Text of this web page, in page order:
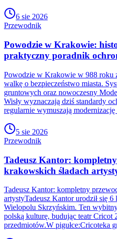
6 sie 2026
Przewodnik
Powodzie w Krakowie:
praktyczny poradnik
Powodzie w Krakowie w 988 roku
walkę o bezpieczeństwo miasta.
gruntowych oraz nowoczesny
Wisły wyznaczają dziś standardy
regularnie wymuszają
5 sie 2026
Przewodnik
Tadeusz Kantor:
krakowskich śladach
Tadeusz Kantor: kompletny
artystyTadeusz Kantor urodził się
Wielopolu Skrzyńskim. Ten
polską kulturę, budując teatr Cricot
przedmiotów.W pigułce:Cricoteka